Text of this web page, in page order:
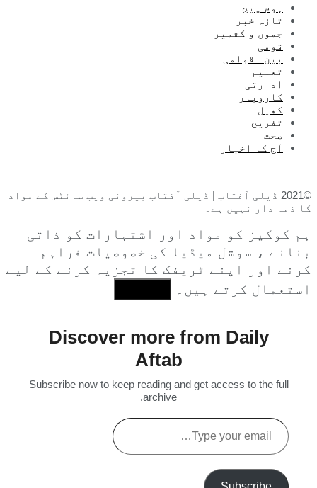
ہوم پیج
تازہ خبر
جموں و کشمیر
قومی
بین اقوامی
تعلیم
ادارتی
کاروبار
کھیل
تفریح
صحت
آج کا اخبار
©2021 ڈیلی آفتاب | ڈیلی آفتاب بیرونی ویب سائٹس کے مواد
کا ذمہ دار نہیں ہے۔
ہم کوکیز کو مواد اور اشتہارات کو ذاتی
بنانے ، سوشل میڈیا کی خصوصیات فراہم
کرنے اور اپنے ٹریفک کا تجزیہ کرنے کے لیے
استعمال کرتے ہیں۔
Discover more from Daily
Aftab
Subscribe now to keep reading and get access to the full
archive.
Type
your